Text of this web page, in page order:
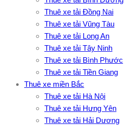
Thuê xe tải Đồng Nai
Thuê xe tải Vũng Tàu
Thuê xe tải Long An
Thuê xe tải Tây Ninh
Thuê xe tải Bình Phước
Thuê xe tải Tiền Giang
Thuê xe miền Bắc
Thuê xe tải Hà Nội
Thuê xe tải Hưng Yên
Thuê xe tải Hải Dương